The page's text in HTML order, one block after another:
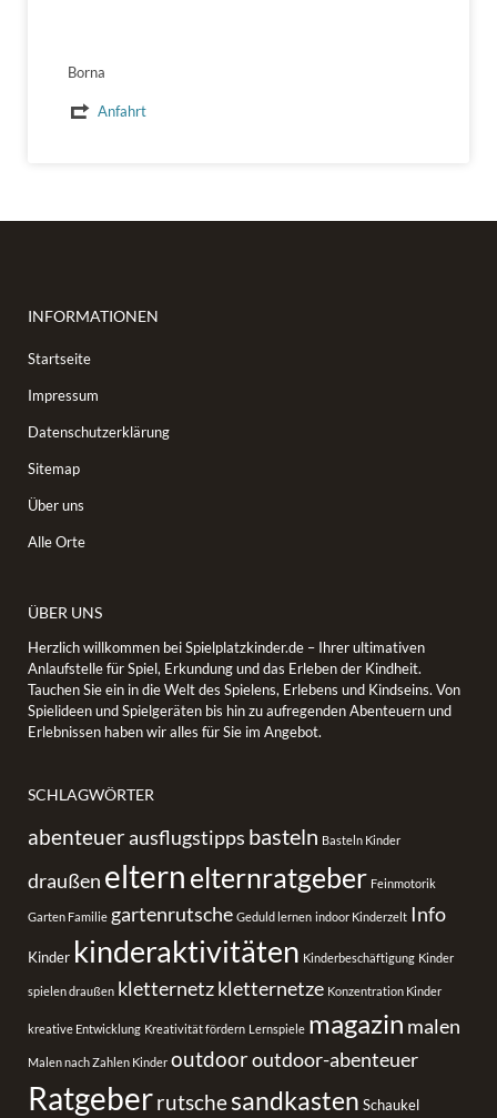
Borna
Anfahrt
INFORMATIONEN
Startseite
Impressum
Datenschutzerklärung
Sitemap
Über uns
Alle Orte
ÜBER UNS
Herzlich willkommen bei Spielplatzkinder.de – Ihrer ultimativen
Anlaufstelle für Spiel, Erkundung und das Erleben der Kindheit.
Tauchen Sie ein in die Welt des Spielens, Erlebens und Kindseins. Von
Spielideen und Spielgeräten bis hin zu aufregenden Abenteuern und
Erlebnissen haben wir alles für Sie im Angebot.
SCHLAGWÖRTER
abenteuerausflugstipps basteln Basteln Kinder
draußen eltern elternratgeber Feinmotorik
Garten Familie gartenrutsche Geduld lernen indoor Kinderzelt Info
Kinder kinderaktivitäten Kinderbeschäftigung Kinder
spielen draußen kletternetzkletternetze Konzentration Kinder
kreative Entwicklung Kreativität fördern Lernspiele magazin malen
Malen nach Zahlen Kinder outdooroutdoor-abenteuer
Ratgeberrutschesandkasten Schaukel